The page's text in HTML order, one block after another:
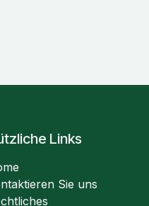
Links
Sie uns